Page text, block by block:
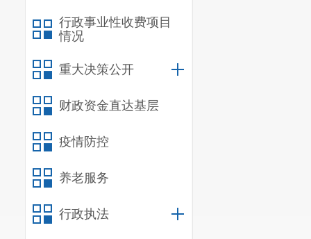
行政事业性收费项目
情况
重大决策公开
财政资金直达基层
疫情防控
养老服务
行政执法